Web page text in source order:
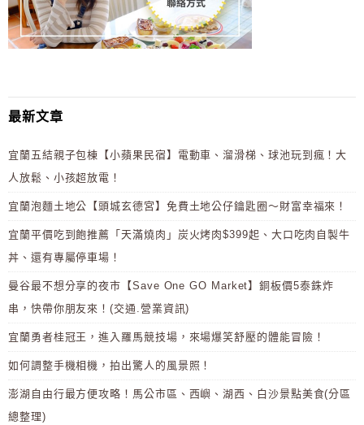
最新文章
宜蘭五結親子包棟【小蘋果民宿】電動車、溜滑梯、球池玩到瘋！大
人放鬆、小孩超放電！
宜蘭泡麵土地公【頭城玄德宮】免費土地公仔鑰匙圈～財富幸福來！
宜蘭平價吃到飽推薦「天滿燒肉」炭火烤肉$399起、大口吃肉自製牛
丼、還有專屬停車場！
曼谷最不想分享的夜市【Save One GO Market】銅板價5泰銖炸
串，快帶你朋友來！(交通.營業資訊)
宜蘭勇者桂冠王，進入羅馬競技場，來場爆笑舒壓的體能冒險！
如何調整手機相機，拍出驚人的風景照！
澎湖自由行最方便攻略！馬公市區、西嶼、湖西、白沙景點美食(分區
總整理)